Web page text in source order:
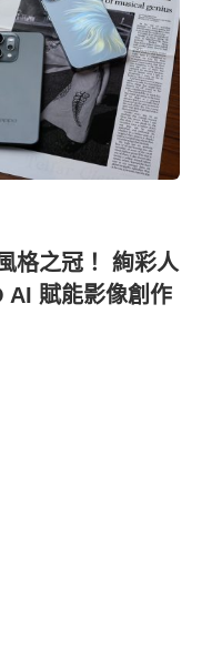
格之冠！ 絢彩人
AI 賦能影像創作